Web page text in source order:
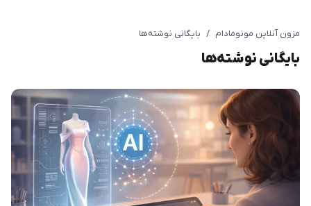
مزون آنلاین مونومادام / بایگانی نوشته‌ها
بایگانی نوشته‌ها